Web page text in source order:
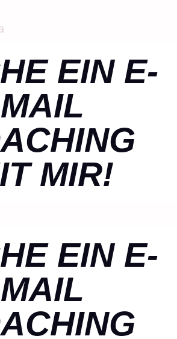
EIN E-
MAIL
MIR!
EIN E-
MAIL